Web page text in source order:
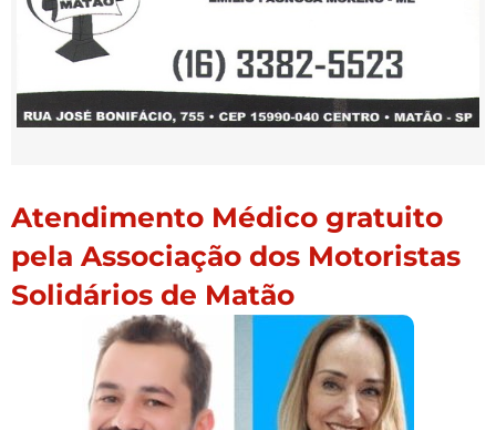
Atendimento Médico gratuito
pela Associação dos Motoristas
Solidários de Matão